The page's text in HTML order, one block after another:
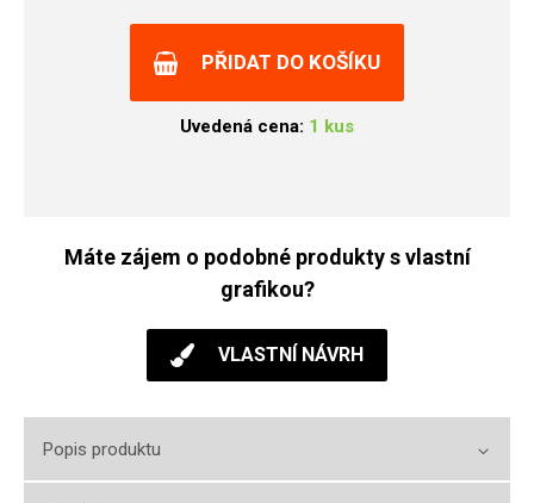
PŘIDAT DO KOŠÍKU
Uvedená cena: 1 kus
Máte zájem o podobné produkty s vlastní
grafikou?
VLASTNÍ NÁVRH
Popis produktu